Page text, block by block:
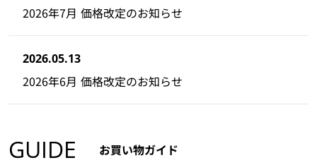
2026年7月 価格改定のお知らせ
2026.05.13
2026年6月 価格改定のお知らせ
GUIDE お買い物ガイド